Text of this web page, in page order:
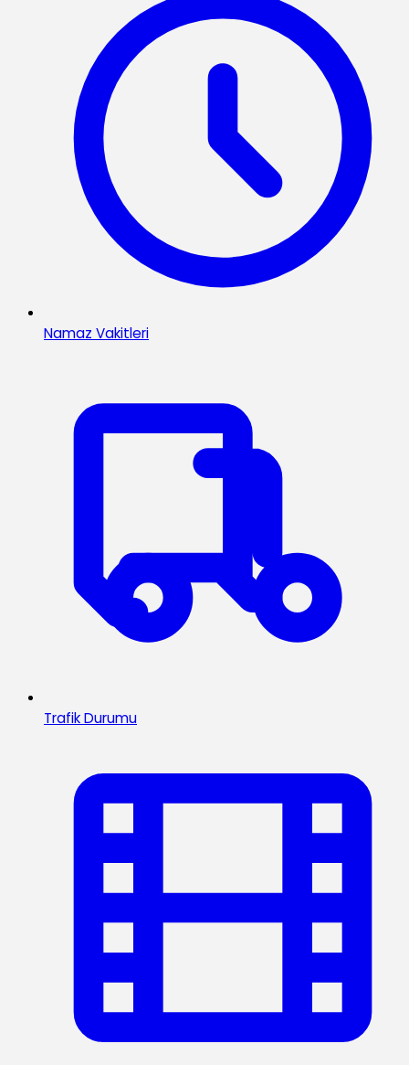
Namaz Vakitleri
Trafik Durumu